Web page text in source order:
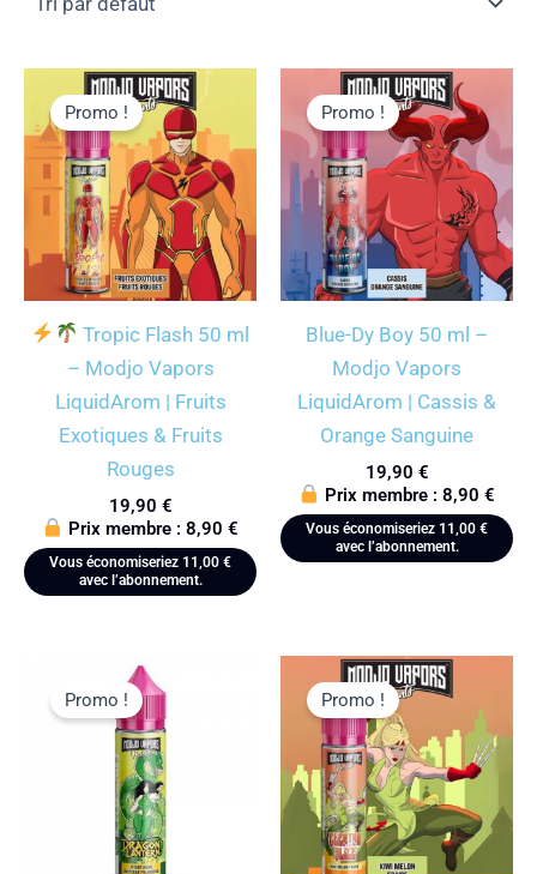
Promo !
Tropic Flash 50 ml
– Modjo Vapors
LiquidArom | Fruits
Exotiques & Fruits
Rouges
19,90 €
Prix membre : 8,90 €
Vous économiseriez 11,00 €
avec l’abonnement.
Promo !
Blue-Dy Boy 50 ml –
Modjo Vapors
LiquidArom | Cassis &
Orange Sanguine
19,90 €
Prix membre : 8,90 €
Vous économiseriez 11,00 €
avec l’abonnement.
Promo ! Promo !